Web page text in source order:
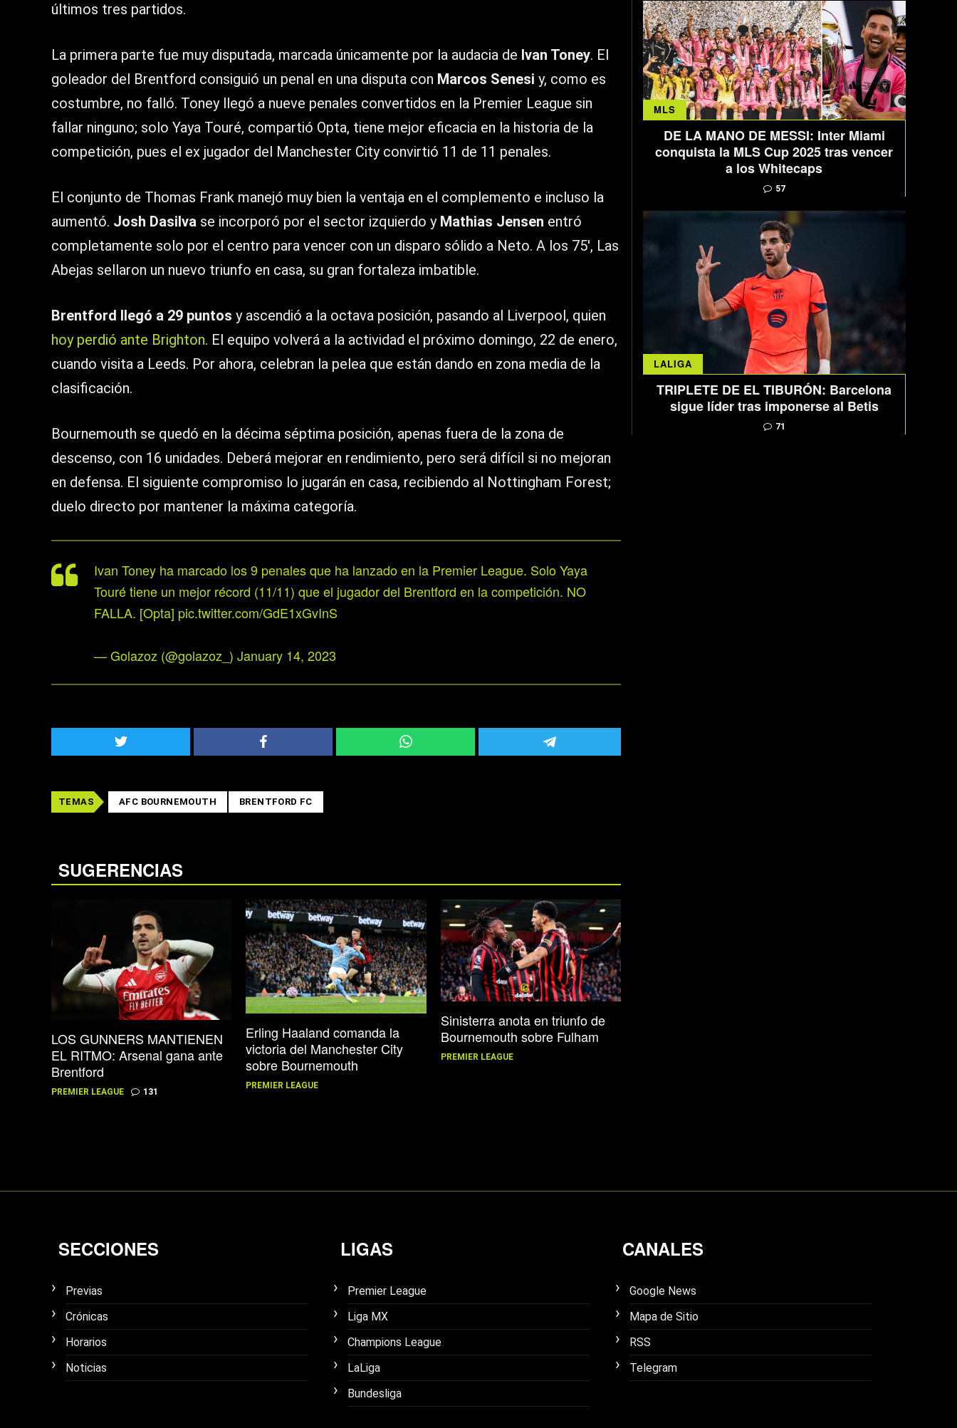
últimos tres partidos.
La primera parte fue muy disputada, marcada únicamente por la audacia de Ivan Toney. El
goleador del Brentford consiguió un penal en una disputa con Marcos Senesi y, como es
costumbre, no falló. Toney llegó a nueve penales convertidos en la Premier League sin
fallar ninguno; solo Yaya Touré, compartió Opta, tiene mejor eficacia en la historia de la
competición, pues el ex jugador del Manchester City convirtió 11 de 11 penales.
El conjunto de Thomas Frank manejó muy bien la ventaja en el complemento e incluso la
aumentó. Josh Dasilva se incorporó por el sector izquierdo y Mathias Jensen entró
completamente solo por el centro para vencer con un disparo sólido a Neto. A los 75′, Las
Abejas sellaron un nuevo triunfo en casa, su gran fortaleza imbatible.
Brentford llegó a 29 puntos y ascendió a la octava posición, pasando al Liverpool, quien
hoy perdió ante Brighton. El equipo volverá a la actividad el próximo domingo, 22 de enero,
cuando visita a Leeds. Por ahora, celebran la pelea que están dando en zona media de la
clasificación.
Bournemouth se quedó en la décima séptima posición, apenas fuera de la zona de
descenso, con 16 unidades. Deberá mejorar en rendimiento, pero será difícil si no mejoran
en defensa. El siguiente compromiso lo jugarán en casa, recibiendo al Nottingham Forest;
duelo directo por mantener la máxima categoría.
Ivan Toney ha marcado los 9 penales que ha lanzado en la Premier League. Solo Yaya
Touré tiene un mejor récord (11/11) que el jugador del Brentford en la competición. NO
FALLA. [Opta] pic.twitter.com/GdE1xGvInS
— Golazoz (@golazoz_) January 14, 2023
TEMAS AFC BOURNEMOUTH BRENTFORD FC
SUGERENCIAS
LOS GUNNERS MANTIENEN
EL RITMO: Arsenal gana ante
Brentford
PREMIER LEAGUE 131
Erling Haaland comanda la
victoria del Manchester City
sobre Bournemouth
PREMIER LEAGUE
Sinisterra anota en triunfo de
Bournemouth sobre Fulham
PREMIER LEAGUE
MLS
DE LA MANO DE MESSI: Inter Miami
conquista la MLS Cup 2025 tras vencer
a los Whitecaps
57
LALIGA
TRIPLETE DE EL TIBURÓN: Barcelona
sigue líder tras imponerse al Betis
71
SECCIONES
Previas
Crónicas
Horarios
Noticias
LIGAS
Premier League
Liga MX
Champions League
LaLiga
Bundesliga
CANALES
Google News
Mapa de Sitio
RSS
Telegram